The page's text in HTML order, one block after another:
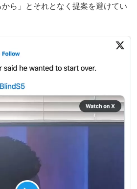
ら」とそれとなく提案を避けてい